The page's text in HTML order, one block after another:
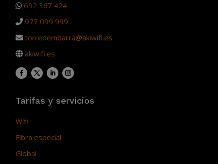
692 367 424
977 099 999
torredembarra@akiwifi.es
akiwifi.es
Tarifas y servicios
Wifi
Fibra especial
Global